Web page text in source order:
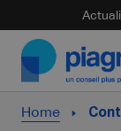
Skip to content
Home